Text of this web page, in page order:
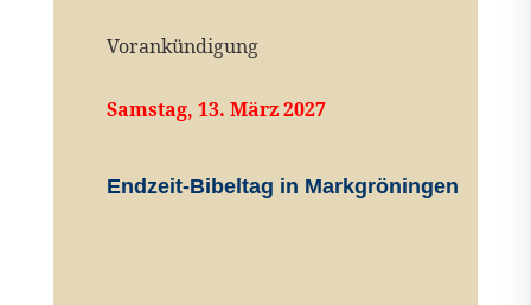
Vorankündigung
Samstag, 13. März 2027
Endzeit-Bibeltag in Markgröningen